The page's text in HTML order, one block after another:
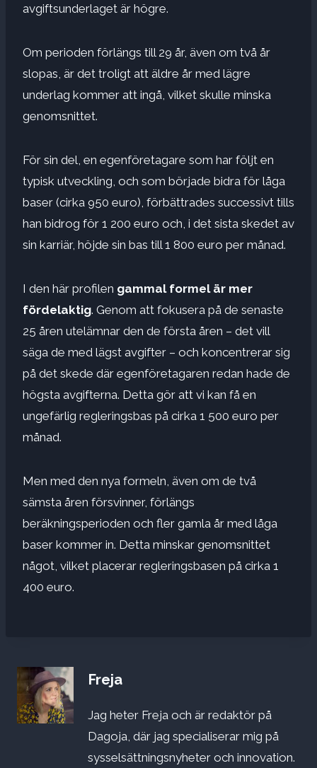
avgiftsunderlaget är högre.
Om perioden förlängs till 29 år, även om två år
slopas, är det troligt att äldre år med lägre
underlag kommer att ingå, vilket skulle minska
genomsnittet.
För sin del, en egenföretagare som har följt en
typisk utveckling, och som började bidra för låga
baser (cirka 950 euro), förbättrades successivt tills
han bidrog för 1 200 euro och, i det sista skedet av
sin karriär, höjde sin bas till 1 800 euro per månad.
I den här profilen gammal formel är mer
fördelaktig. Genom att fokusera på de senaste
25 åren utelämnar den de första åren – det vill
säga de med lägst avgifter – och koncentrerar sig
på det skede där egenföretagaren redan hade de
högsta avgifterna. Detta gör att vi kan få en
ungefärlig regleringsbas på cirka 1 500 euro per
månad.
Men med den nya formeln, även om de två
sämsta åren försvinner, förlängs
beräkningsperioden och fler gamla år med låga
baser kommer in. Detta minskar genomsnittet
något, vilket placerar regleringsbasen på cirka 1
400 euro.
Freja
Jag heter Freja och är redaktör på
Dagoja, där jag specialiserar mig på
sysselsättningsnyheter och innovation.